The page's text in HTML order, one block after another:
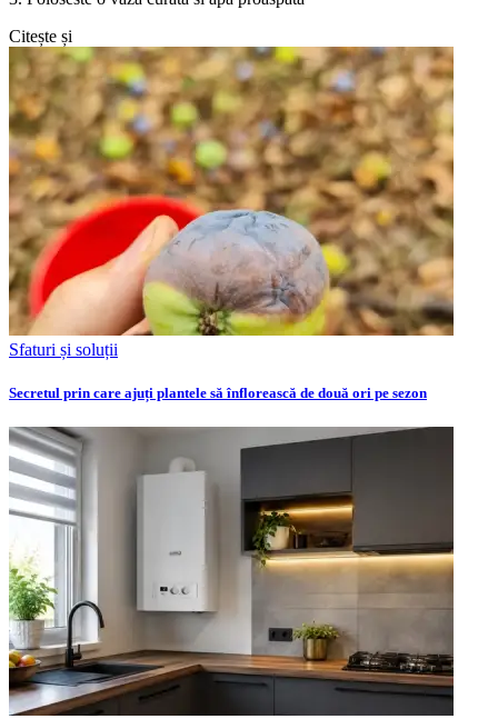
Citește și
Sfaturi și soluții
Secretul prin care ajuți plantele să înflorească de două ori pe sezon